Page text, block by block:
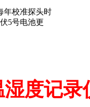
年校准探头时
5号电池更
湿度记录